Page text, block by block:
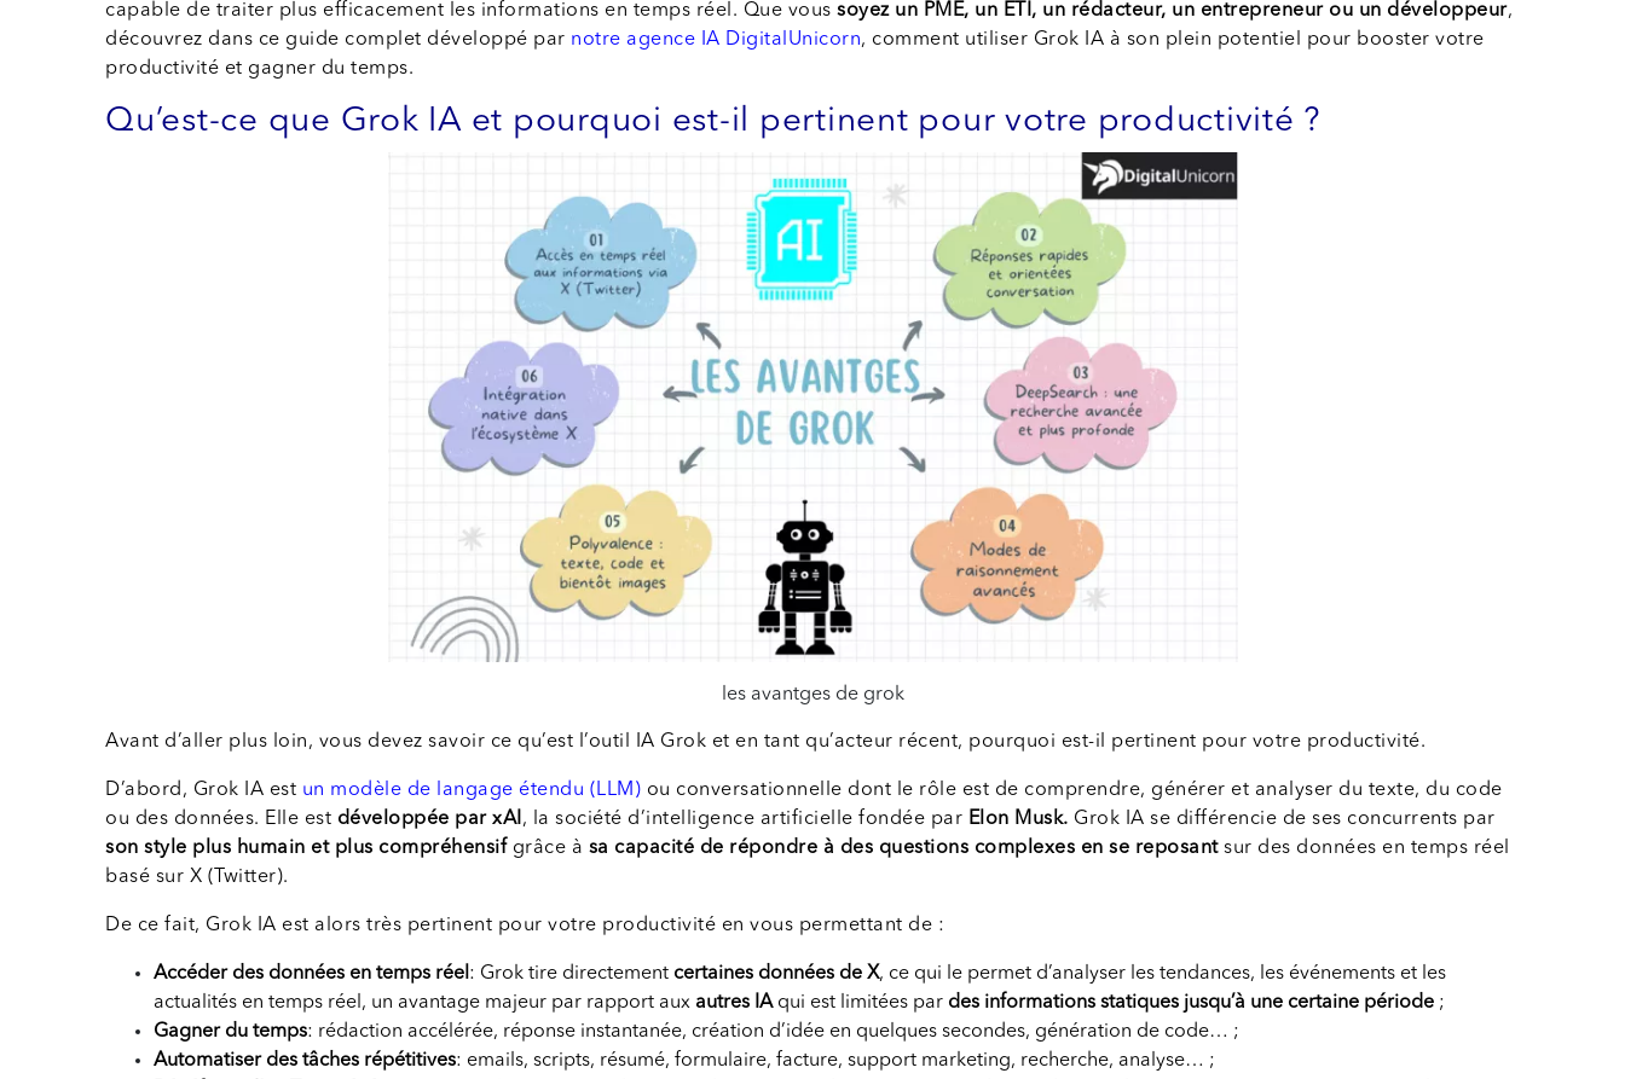
capable de traiter plus efficacement les informations en temps réel. Que vous soyez un PME, un ETI, un rédacteur, un entrepreneur ou un développeur,
découvrez dans ce guide complet développé par notre agence IA DigitalUnicorn, comment utiliser Grok IA à son plein potentiel pour booster votre
productivité et gagner du temps.
Qu’est-ce que Grok IA et pourquoi est-il pertinent pour votre productivité ?
les avantges de grok
Avant d’aller plus loin, vous devez savoir ce qu’est l’outil IA Grok et en tant qu’acteur récent, pourquoi est-il pertinent pour votre productivité.
D’abord, Grok IA est un modèle de langage étendu (LLM) ou conversationnelle dont le rôle est de comprendre, générer et analyser du texte, du code
ou des données. Elle est développée par xAI , la société d’intelligence artificielle fondée par Elon Musk. Grok IA se différencie de ses concurrents par
son style plus humain et plus compréhensifgrâce à sa capacité de répondre à des questions complexes en se reposantsur des données en temps réel
basé sur X (Twitter).
De ce fait, Grok IA est alors très pertinent pour votre productivité en vous permettant de :
Accéder des données en temps réel : Grok tire directement certaines données de X, ce qui le permet d’analyser les tendances, les événements et les
actualités en temps réel, un avantage majeur par rapport aux autres IAqui est limitées par des informations statiques jusqu’à une certaine période ;
Gagner du temps: rédaction accélérée, réponse instantanée, création d’idée en quelques secondes, génération de code… ;
Automatiser des tâches répétitives: emails, scripts, résumé, formulaire, facture, support marketing, recherche, analyse… ;